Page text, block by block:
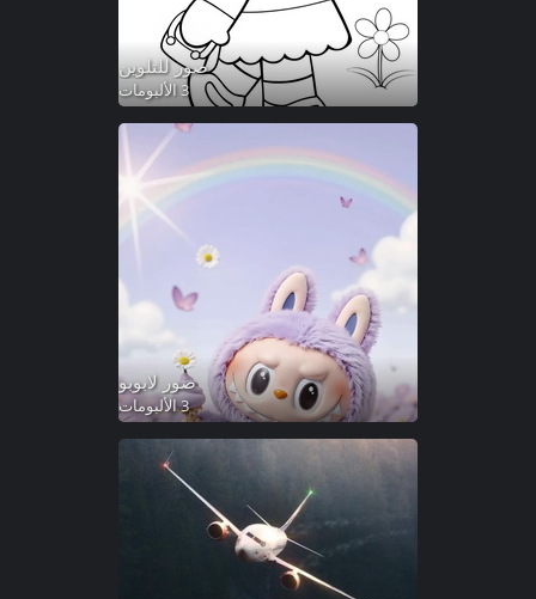
صور للتلوين
3 الألبومات
صور لابوبو
3 الألبومات